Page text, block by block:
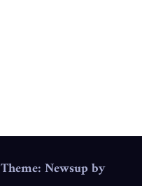
Theme: Newsup by